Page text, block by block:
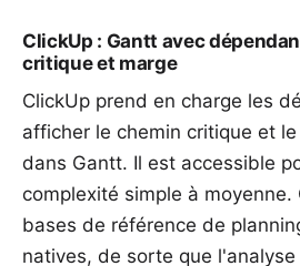
ClickUp : Gantt avec
critique et marge
ClickUp prend en charge les
afficher le chemin critique et
dans Gantt. Il est accessible
complexité simple à moyenne.
bases de référence de
natives, de sorte que